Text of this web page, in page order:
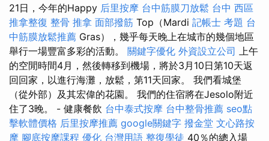
21日，今年的Happy 后里按摩 台中筋膜刀放鬆 台中 西區
推拿整復 整骨 推拿 面部撥筋 Top（Mardi 記帳士 考題 台
中筋膜放鬆推薦 Gras），幾乎每天晚上在城市的幾個地區
舉行一場豐富多彩的活動。 關鍵字優化 外資設立公司 上午
的空閒時間4月，然後轉移到機場，將於3月10日第10天返
回回家，以進行海灘，放鬆，第11天回家。 我們看城堡
（從外部）及其宏偉的花園。 我們的住宿將在Jesolo附近
住了3晚。 - 健康餐飲 台中泰式按摩 台中整骨推薦 seo點
擊軟體價格 后里按摩推薦 google關鍵字 撥金堂 文心路按
摩 腳底按摩課程 優化 台灣用語 整復學徒 40％的總入場